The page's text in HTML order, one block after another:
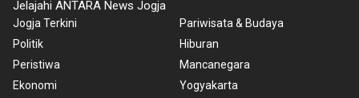
Jelajahi ANTARA News Jogja
Jogja Terkini
Politik
Peristiwa
Ekonomi
Pariwisata & Budaya
Hiburan
Mancanegara
Yogyakarta